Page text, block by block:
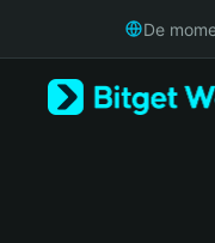
Русский
De